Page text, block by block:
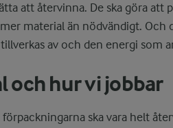
att återvinna. De ska göra
material än nödvändigt. Och
av och den energi som
och hur vi jobbar
förpackningarna ska vara helt